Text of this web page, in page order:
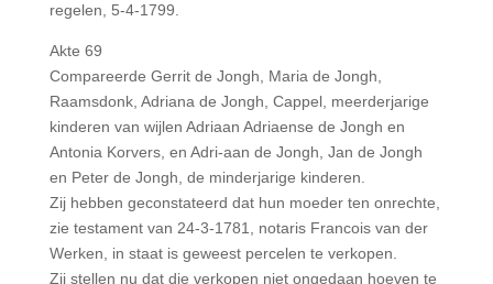
regelen, 5-4-1799.
Akte 69
Compareerde Gerrit de Jongh, Maria de Jongh,
Raamsdonk, Adriana de Jongh, Cappel, meerderjarige
kinderen van wijlen Adriaan Adriaense de Jongh en
Antonia Korvers, en Adri-aan de Jongh, Jan de Jongh
en Peter de Jongh, de minderjarige kinderen.
Zij hebben geconstateerd dat hun moeder ten onrechte,
zie testament van 24-3-1781, notaris Francois van der
Werken, in staat is geweest percelen te verkopen.
Zij stellen nu dat die verkopen niet ongedaan hoeven te